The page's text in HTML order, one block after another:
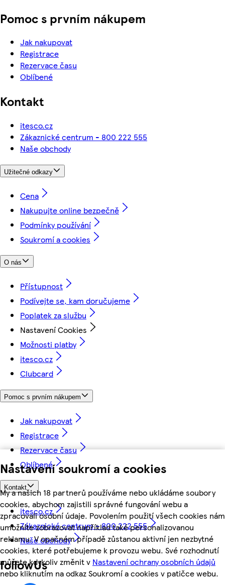
Nastavení soukromí a cookies
My a našich 18 partnerů používáme nebo ukládáme soubory
cookies, abychom zajistili správné fungování webu a
zpracovali osobní údaje. Povolením použití všech cookies nám
umožníte zobrazovat například také personalizovanou
reklamu. V opačném případě zůstanou aktivní jen nezbytné
cookies, které potřebujeme k provozu webu. Své rozhodnutí
můžete kdykoliv změnit v Nastavení ochrany osobních údajů
nebo kliknutím na odkaz Soukromí a cookies v patičce webu.
Pomoc s prvním nákupem
Jak nakupovat
Registrace
Rezervace času
Oblíbené
Kontakt
itesco.cz
Zákaznické centrum - 800 222 555
Naše obchody
Užitečné odkazy
Cena
Nakupujte online bezpečně
Podmínky používání
Soukromí a cookies
O nás
Přístupnost
Podívejte se, kam doručujeme
Poplatek za službu
Nastavení Cookies
Možnosti platby
itesco.cz
Clubcard
Pomoc s prvním nákupem
Jak nakupovat
Registrace
Rezervace času
Oblíbené
Kontakt
itesco.cz
Zákaznické centrum - 800 222 555
Naše obchody
followUs